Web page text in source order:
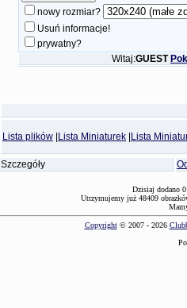
nowy rozmiar?
Usuń informacje!
prywatny?
Witaj:GUEST
Lista plików Lista Miniaturek Lista
Szczegóły
Dzisiaj dodano
Utrzymujemy już 48409
Copyright© 2007 - 2026